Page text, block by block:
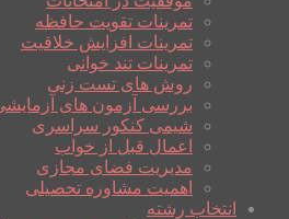
تمرینات تقویت حافظه
تمرینات افزایش خلاقیت
تمرینات تند خوانی
روش های تست زنی
بررسی آزمون های
شیمی کنکور سراسری
اعمال قبل از خواب
مدیریت فضای مجازی
اهمیت مشاوره تحصیلی
انتخاب رشته